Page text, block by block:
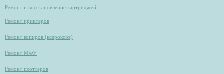
Ремонт и восстановление картриджей
Ремонт принтеров
Ремонт копиров (ксероксов)
Ремонт МФУ
Ремонт плоттеров